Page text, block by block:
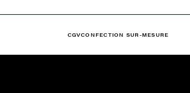
CGVCONFECTION SUR-MESURE